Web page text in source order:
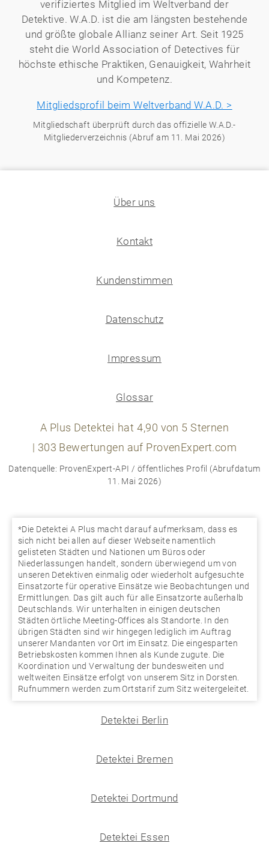
verifiziertes Mitglied im Weltverband der
Detektive. W.A.D. ist die am längsten bestehende
und größte globale Allianz seiner Art. Seit 1925
steht die World Association of Detectives für
höchste ethische Praktiken, Genauigkeit, Wahrheit
und Kompetenz.
Mitgliedsprofil beim Weltverband W.A.D. >
Mitgliedschaft überprüft durch das offizielle W.A.D.-
Mitgliederverzeichnis (Abruf am 11. Mai 2026)
Über uns
Kontakt
Kundenstimmen
Datenschutz
Impressum
Glossar
A Plus Detektei hat 4,90 von 5 Sternen
303 Bewertungen auf ProvenExpert.com
Datenquelle: ProvenExpert-API / öffentliches Profil (Abrufdatum
11. Mai 2026)
*Die Detektei A Plus macht darauf aufmerksam, dass es
sich nicht bei allen auf dieser Webseite namentlich
gelisteten Städten und Nationen um Büros oder
Niederlassungen handelt, sondern überwiegend um von
unseren Detektiven einmalig oder wiederholt aufgesuchte
Einsatzorte für operative Einsätze wie Beobachtungen und
Ermittlungen. Das gilt auch für alle Einsatzorte außerhalb
Deutschlands. Wir unterhalten in einigen deutschen
Städten örtliche Meeting-Offices als Standorte. In den
übrigen Städten sind wir hingegen lediglich im Auftrag
unserer Mandanten vor Ort im Einsatz. Die eingesparten
Betriebskosten kommen Ihnen als Kunde zugute. Die
Koordination und Verwaltung der bundesweiten und
weltweiten Einsätze erfolgt von unserem Sitz in Dorsten.
Rufnummern werden zum Ortstarif zum Sitz weitergeleitet.
Detektei Berlin
Detektei Bremen
Detektei Dortmund
Detektei Essen